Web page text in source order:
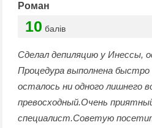
Роман
10 балів
Сделал депиляцию у Инессы,
Процедура выполнена быстро
осталось ни одного лишнего
превосходный.Очень
специалист.Советую